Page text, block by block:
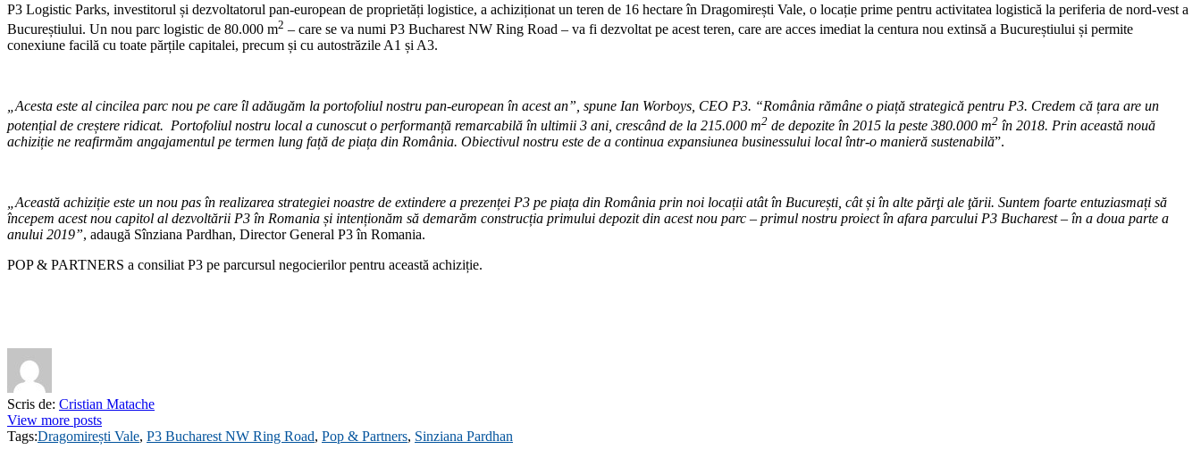
P3 Logistic Parks, investitorul și dezvoltatorul pan-european de proprietăți logistice, a achiziționat un teren de 16 hectare în Dragomirești Vale, o locație prime pentru activitatea logistică la periferia de nord-vest a
Bucureștiului. Un nou parc logistic de 80.000 m2 – care se va numi P3 Bucharest NW Ring Road – va fi dezvoltat pe acest teren, care are acces imediat la centura nou extinsă a Bucureștiului și permite
conexiune facilă cu toate părțile capitalei, precum și cu autostrăzile A1 și A3.
„Acesta este al cincilea parc nou pe care îl adăugăm la portofoliul nostru pan-european în acest an”, spune Ian Worboys, CEO P3. “România rămâne o piață strategică pentru P3. Credem că țara are un
potențial de creștere ridicat. Portofoliul nostru local a cunoscut o performanță remarcabilă în ultimii 3 ani, crescând de la 215.000 m2 de depozite în 2015 la peste 380.000 m2 în 2018. Prin această nouă
achiziție ne reafirmăm angajamentul pe termen lung față de piața din România. Obiectivul nostru este de a continua expansiunea businessului local într-o manieră sustenabilă”.
„Această achiziție este un nou pas în realizarea strategiei noastre de extindere a prezenței P3 pe piața din România prin noi locații atât în București, cât și în alte părţi ale ţării. Suntem foarte entuziasmați să
începem acest nou capitol al dezvoltării P3 în Romania și intenționăm să demarăm construcția primului depozit din acest nou parc – primul nostru proiect în afara parcului P3 Bucharest– în a doua parte a
anului 2019”, adaugă Sînziana Pardhan, Director General P3 în Romania.
POP & PARTNERS a consiliat P3 pe parcursul negocierilor pentru această achiziție.
Scris de: Cristian Matache
View more posts
Tags:Dragomirești Vale, P3 Bucharest NW Ring Road, Pop & Partners, Sinziana Pardhan